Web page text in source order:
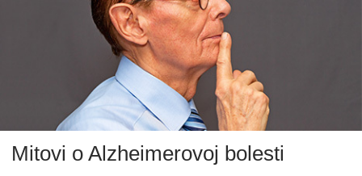
Mitovi o Alzheimerovoj bolesti